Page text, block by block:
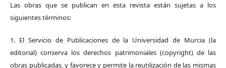
Las obras que se publican en esta revista están sujetas a los
siguientes términos:
1. El Servicio de Publicaciones de la Universidad de Murcia (la
editorial) conserva los derechos patrimoniales (copyright) de las
obras publicadas, y favorece y permite la reutilización de las mismas